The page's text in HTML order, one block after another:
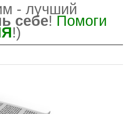
- лучший
себе! Помоги
!)